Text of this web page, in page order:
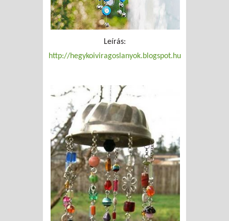
Leírás:
http://hegykoiviragoslanyok.blogspot.hu